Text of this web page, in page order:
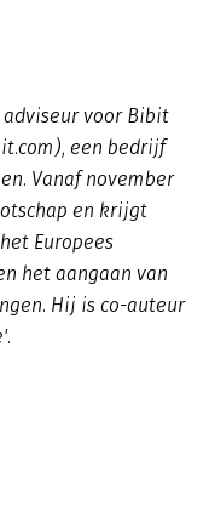
voor Bibit
een bedrijf
Vanaf november
en krijgt
Europees
het aangaan van
Hij is co-auteur